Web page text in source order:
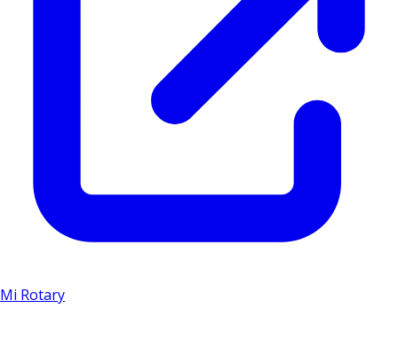
Mi Rotary